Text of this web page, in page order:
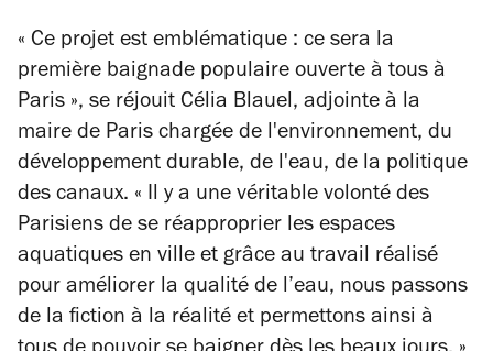
« Ce projet est emblématique : ce sera la
première baignade populaire ouverte à tous à
Paris », se réjouit Célia Blauel, adjointe à la
maire de Paris chargée de l'environnement, du
développement durable, de l'eau, de la politique
des canaux. « Il y a une véritable volonté des
Parisiens de se réapproprier les espaces
aquatiques en ville et grâce au travail réalisé
pour améliorer la qualité de l’eau, nous passons
de la fiction à la réalité et permettons ainsi à